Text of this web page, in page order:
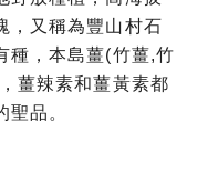
，又稱為豐山村石
種，本島薑(竹薑,竹
薑辣素和薑黃素都
品。